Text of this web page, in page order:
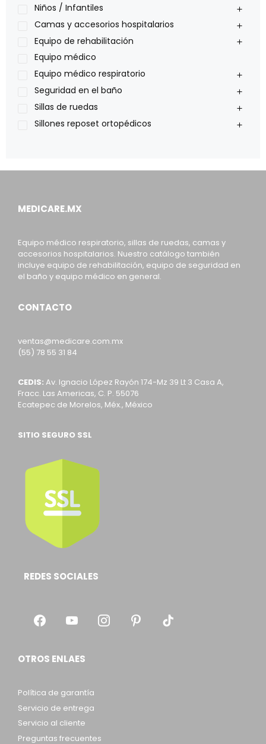
Oxiplus
Philips
Pride
Roho
Sillas de ruedas Everest Jennings
Stealth products
Xiehe Medical
Niños / Infantiles
Camas y accesorios hospitalarios
Equipo de rehabilitación
Equipo médico
Equipo médico respiratorio
Seguridad en el baño
Sillas de ruedas
Sillones reposet ortopédicos
MEDICARE.MX
Equipo médico respiratorio, sillas de ruedas, camas y
accesorios hospitalarios. Nuestro catálogo también
incluye equipo de rehabilitación, equipo de seguridad en
el baño y equipo médico en general.
CONTACTO
ventas@medicare.com.mx
(55) 78 55 31 84
CEDIS: Av. Ignacio López Rayón 174-Mz 39 Lt 3 Casa A,
Fracc. Las Americas, C. P. 55076
Ecatepec de Morelos, Méx., México
SITIO SEGURO SSL
REDES SOCIALES
OTROS ENLAES
Política de garantía
Servicio de entrega
Servicio al cliente
Preguntas frecuentes